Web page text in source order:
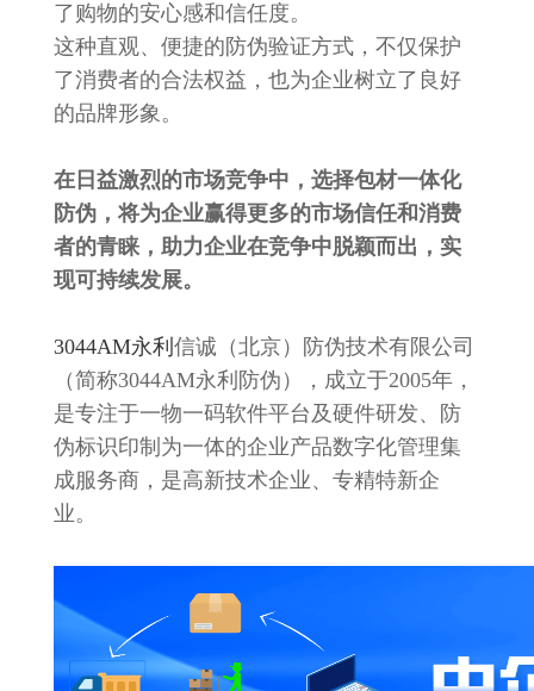
了购物的安心感和信任度。
这种直观、便捷的防伪验证方式，不仅保护
了消费者的合法权益，也为企业树立了良好
的品牌形象。
在日益激烈的市场竞争中，选择包材一体化
防伪，将为企业赢得更多的市场信任和消费
者的青睐，助力企业在竞争中脱颖而出，实
现可持续发展。
3044AM永利 信诚（北京）防伪技术有限公司
（简称3044AM永利防伪），成立于2005年，
是专注于一物一码软件平台及硬件研发、防
伪标识印制为一体的企业产品数字化管理集
成服务商，是高新技术企业、专精特新企
业。